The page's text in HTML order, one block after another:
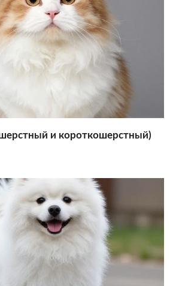
и короткошерстный)